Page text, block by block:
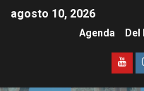
agosto 10, 2026
Agenda